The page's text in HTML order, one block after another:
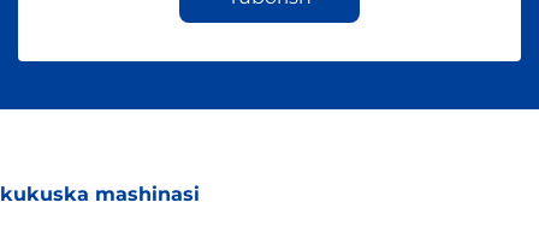
kukuska mashinasi